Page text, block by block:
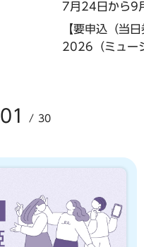
ドを表示
スライドを表示
01 30
7月24日から9
【要申込（当
2026（ミュー